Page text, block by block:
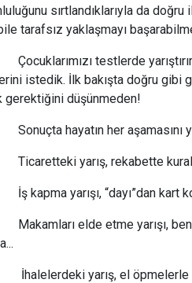
sırtlandıklarıyla da
tarafsız yaklaşmayı
testlerde
istedik. İlk bakışta doğru gibi
gerektiğini düşünmeden!
hayatın her aşamasını
yarış, rekabette
yarışı, “dayı”dan kart
elde etme yarışı,
yarış, el öpmelerle